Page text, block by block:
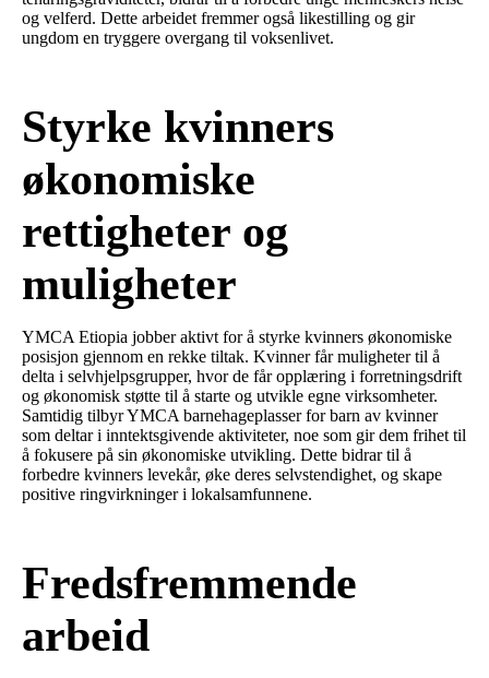
og velferd. Dette arbeidet fremmer også likestilling og gir
ungdom en tryggere overgang til voksenlivet.
Styrke kvinners
økonomiske
rettigheter og
muligheter
YMCA Etiopia jobber aktivt for å styrke kvinners økonomiske
posisjon gjennom en rekke tiltak. Kvinner får muligheter til å
delta i selvhjelpsgrupper, hvor de får opplæring i forretningsdrift
og økonomisk støtte til å starte og utvikle egne virksomheter.
Samtidig tilbyr YMCA barnehageplasser for barn av kvinner
som deltar i inntektsgivende aktiviteter, noe som gir dem frihet til
å fokusere på sin økonomiske utvikling. Dette bidrar til å
forbedre kvinners levekår, øke deres selvstendighet, og skape
positive ringvirkninger i lokalsamfunnene.
Fredsfremmende
arbeid